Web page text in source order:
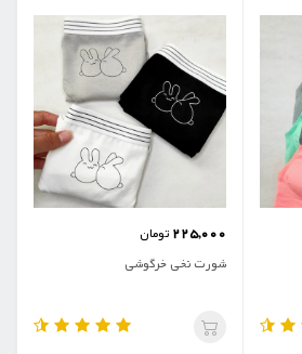
225,000 تومان
شورت نخی خرگوشی